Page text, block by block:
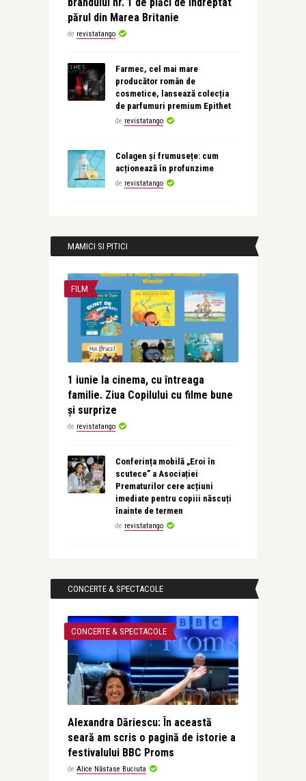
părul din Marea Britanie
de revistatango
Farmec, cel mai mare
producător român de
cosmetice, lansează colecția
de parfumuri premium Epithet
de revistatango
Colagen și frumusețe: cum
acționează în profunzime
de revistatango
MAMICI SI PITICI
FILM
1 iunie la cinema, cu întreaga
familie. Ziua Copilului cu filme bune
și surprize
de revistatango
Conferința mobilă „Eroi în
scutece” a Asociației
Prematurilor cere acțiuni
imediate pentru copiii născuți
înainte de termen
de revistatango
CONCERTE & SPECTACOLE
CONCERTE & SPECTACOLE
Alexandra Dăriescu: În această
seară am scris o pagină de istorie a
festivalului BBC Proms
de Alice Năstase Buciuta